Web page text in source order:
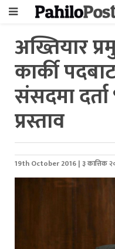
अख्तियार
कार्की
संसदमा
प्रस्ताव
19th October 2016 | ३ कात्तिक